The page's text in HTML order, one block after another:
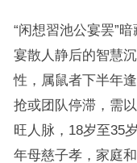
“闲想習池公宴罢”
宴散人静后的智慧
性，属鼠者下半年
抢或团队停滞，需
旺人脉，18岁至35
年母慈子孝，家庭